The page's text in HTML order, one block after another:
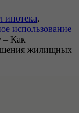
ипотека,
использование
– Как
жилищных